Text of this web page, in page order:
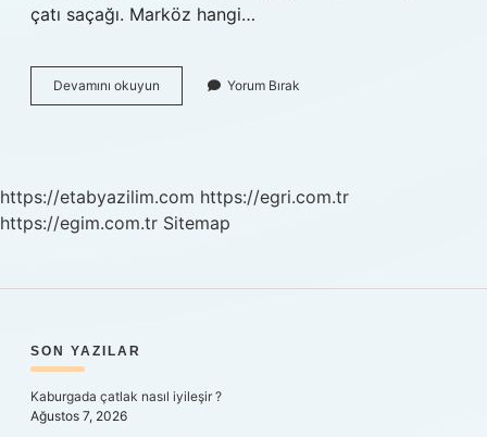
çatı saçağı. Marköz hangi…
Devamını okuyun
Ne
Yorum Bırak
https://etabyazilim.com https://egri.com.tr
https://egim.com.tr Sitemap
SIDEBAR
SON YAZILAR
Kaburgada çatlak nasıl iyileşir ?
Ağustos 7, 2026